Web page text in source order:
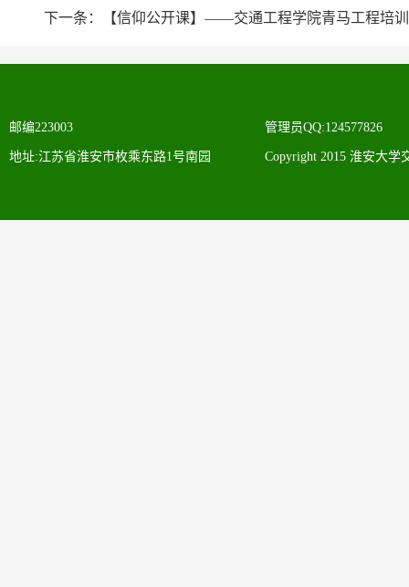
下一条： 【信仰公开课】——交通工程学院青马工程培
邮编223003
地址:江苏省淮安市枚乘东路1号南园
管理员QQ:124577826
Copyright 2015 淮安大学